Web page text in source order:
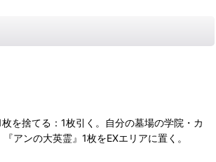
を捨てる：1枚引く。自分の墓場の学院・カ
アンの大英霊』1枚をEXエリアに置く。